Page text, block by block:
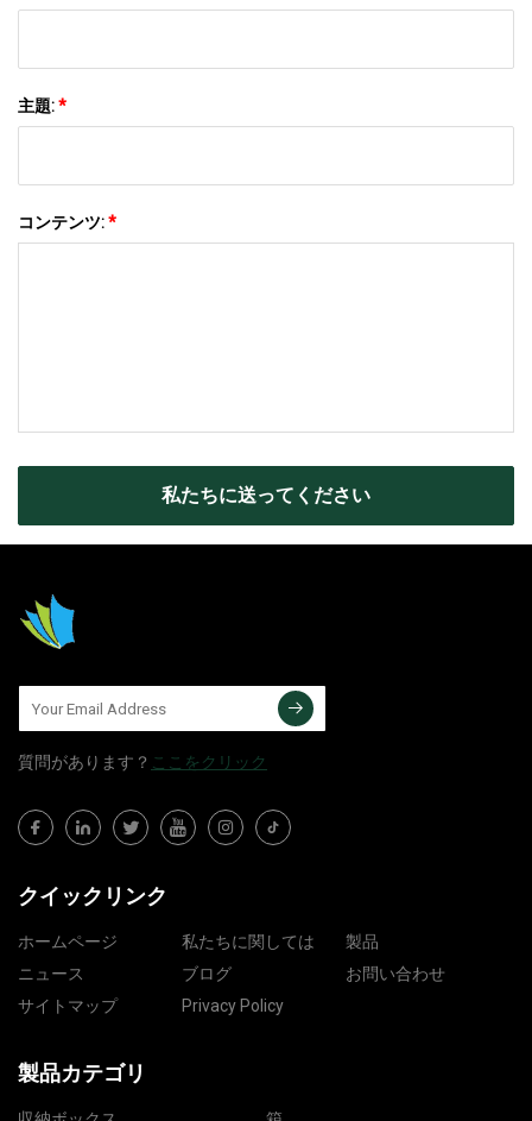
主題:*
コンテンツ:*
私たちに送ってください
質問​​があります？ ここをクリック
クイックリンク
ホームページ 私たちに関しては
製品
ニュース
ブログ
お問い合わせ
サイトマップ
Privacy Policy
製品カテゴリ